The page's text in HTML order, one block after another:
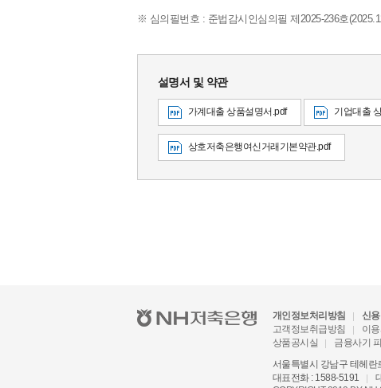
※ 심의필번호 : 준법감시인심의필 제2025-236호
설명서 및 약관
가계대출 상품설명서.pdf 기업대출
상호저축은행여신거래기본약관.pdf
개인정보처리방침 신
고객정보취급방침
이
상품공시실
금융사기
서울특별시 강남구 테헤란
대표전화 : 1588-5191